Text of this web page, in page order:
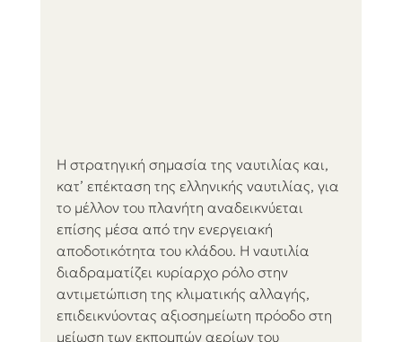
Η στρατηγική σημασία της ναυτιλίας και,
κατ’ επέκταση της ελληνικής ναυτιλίας, για
το μέλλον του πλανήτη αναδεικνύεται
επίσης μέσα από την ενεργειακή
αποδοτικότητα του κλάδου. Η ναυτιλία
διαδραματίζει κυρίαρχο ρόλο στην
αντιμετώπιση της κλιματικής αλλαγής,
επιδεικνύοντας αξιοσημείωτη πρόοδο στη
μείωση των εκπομπών αερίων του